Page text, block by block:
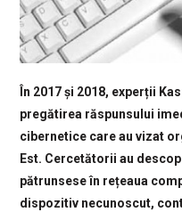
În 2017 și 2018, experții
pregătirea răspunsului
cibernetice care au vizat
Est. Cercetătorii au
pătrunsese în rețeaua
dispozitiv necunoscut,